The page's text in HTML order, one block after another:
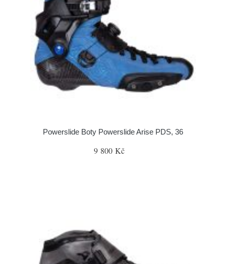
Powerslide Boty Powerslide Arise PDS, 36
9 800 Kč